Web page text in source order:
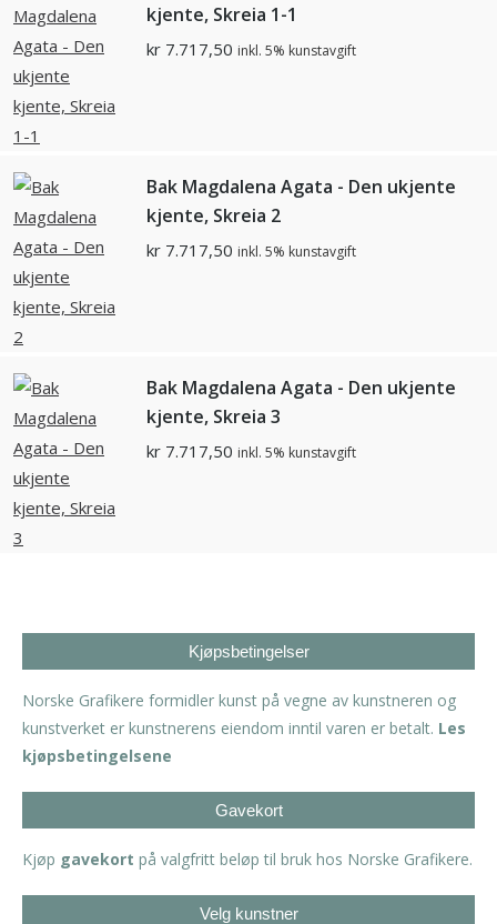
kjente, Skreia 1-1
kr 7.717,50 inkl. 5% kunstavgift
Bak Magdalena Agata - Den ukjente
kjente, Skreia 2
kr 7.717,50 inkl. 5% kunstavgift
Bak Magdalena Agata - Den ukjente
kjente, Skreia 3
kr 7.717,50 inkl. 5% kunstavgift
Kjøpsbetingelser
Norske Grafikere formidler kunst på vegne av kunstneren og
kunstverket er kunstnerens eiendom inntil varen er betalt. Les
kjøpsbetingelsene
Gavekort
Kjøp gavekort på valgfritt beløp til bruk hos Norske Grafikere.
Velg kunstner